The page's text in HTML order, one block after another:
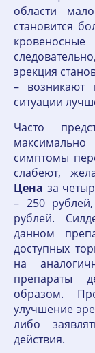
области
становится
эрекция
– возникают
ситуации
Часто
симптомы
слабеют,
Цена за
– 250
рублей.
данном
доступных
на
препараты
образом.
улучшение
либо
действия.